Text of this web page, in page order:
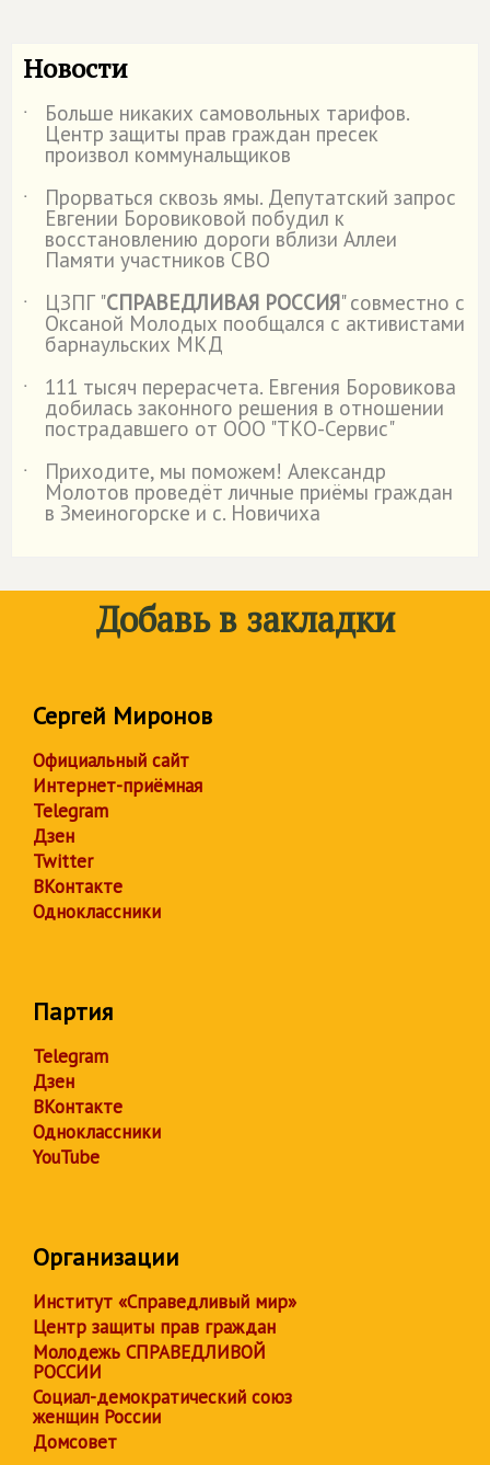
Новости
˙ Больше никаких самовольных тарифов.
Центр защиты прав граждан пресек
произвол коммунальщиков
˙
Прорваться сквозь ямы. Депутатский запрос
Евгении Боровиковой побудил к
восстановлению дороги вблизи Аллеи
Памяти участников СВО
˙
ЦЗПГ "СПРАВЕДЛИВАЯ РОССИЯ" совместно с
Оксаной Молодых пообщался с активистами
барнаульских МКД
˙
111 тысяч перерасчета. Евгения Боровикова
добилась законного решения в отношении
пострадавшего от ООО "ТКО-Сервис"
˙
Приходите, мы поможем! Александр
Молотов проведёт личные приёмы граждан
в Змеиногорске и с. Новичиха
Добавь в закладки
Сергей Миронов
Официальный сайт
Интернет-приёмная
Telegram
Дзен
Twitter
ВКонтакте
Одноклассники
Партия
Telegram
Дзен
ВКонтакте
Одноклассники
YouTube
Организации
Институт «Справедливый мир»
Центр защиты прав граждан
Молодежь СПРАВЕДЛИВОЙ
РОССИИ
Социал-демократический союз
женщин России
Домсовет